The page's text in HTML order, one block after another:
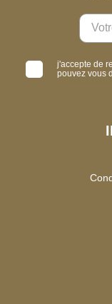
j'accepte de
pouvez vous